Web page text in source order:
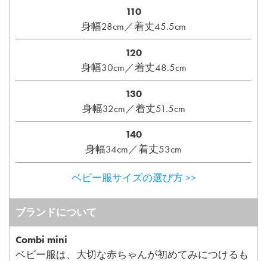
110
身幅28cm／着丈45.5cm
120
身幅30cm／着丈48.5cm
130
身幅32cm／着丈51.5cm
140
身幅34cm／着丈53cm
ベビー服サイズの選び方 >>
ブランドについて
Combi mini
ベビー服は、大切な赤ちゃんが初めてみにつけるも